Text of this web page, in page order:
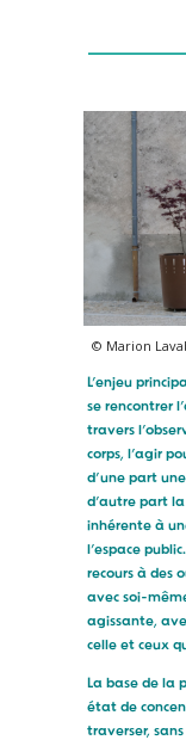
© Marion
L’enjeu
se rencontrer
travers
corps, l’agir
d’une part
d’autre part
inhérente à
l’espace
recours à des
avec soi-
agissante,
celle et ceux
La base de la
état de
traverser,